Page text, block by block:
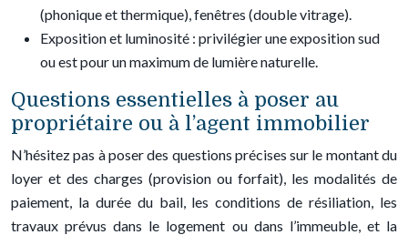
(phonique et thermique), fenêtres (double vitrage).
Exposition et luminosité : privilégier une exposition sud
ou est pour un maximum de lumière naturelle.
Questions essentielles à poser au
propriétaire ou à l’agent immobilier
N’hésitez pas à poser des questions précises sur le montant du
loyer et des charges (provision ou forfait), les modalités de
paiement, la durée du bail, les conditions de résiliation, les
travaux prévus dans le logement ou dans l’immeuble, et la